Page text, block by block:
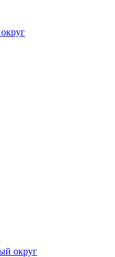
округ